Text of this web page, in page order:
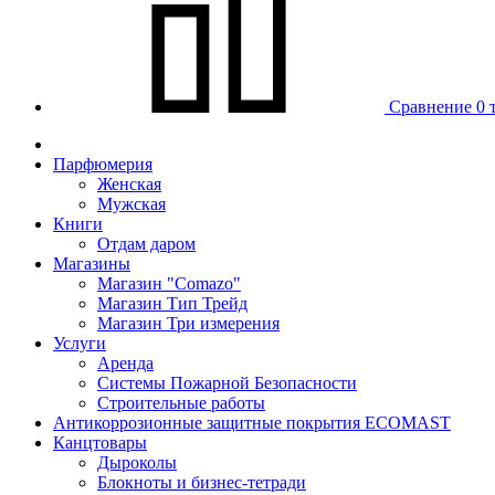
Сравнение 0
Парфюмерия
Женская
Мужская
Книги
Отдам даром
Магазины
Магазин "Comazo"
Магазин Тип Трейд
Магазин Три измерения
Услуги
Аренда
Системы Пожарной Безопасности
Строительные работы
Антикоррозионные защитные покрытия ECOMAST
Канцтовары
Дыроколы
Блокноты и бизнес-тетради